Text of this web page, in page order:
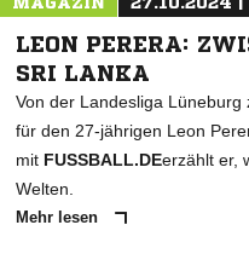
LEON PERERA:
SRI LANKA
Von der Landesliga
für den 27-jährigen Leon
mit FUSSBALL.DEerzählt er,
Welten.
Mehr lesen